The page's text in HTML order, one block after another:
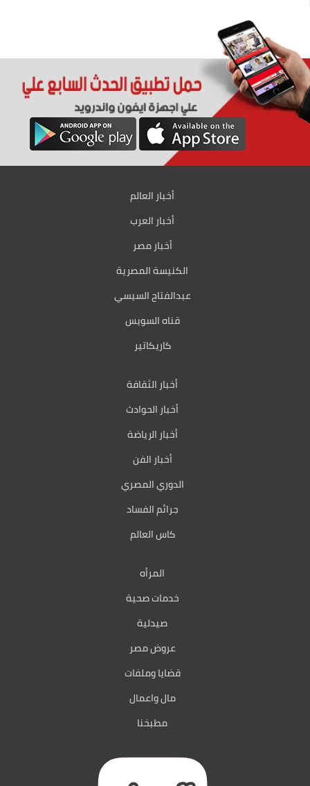
أخبار العالم
أخبار العرب
أخبار مصر
الكنيسة المصرية
عبدالفتاح السيسي
قناه السويس
كاريكاتير
أخبار الثقافة
أخبار الحوادث
أخبار الرياضة
أخبار الفن
الدوري المصري
جرائم الفساد
كاس العالم
المرأه
خدمات صحية
صيدلية
عروض مصر
قضايا وملفات
مال واعمال
مطبخنا